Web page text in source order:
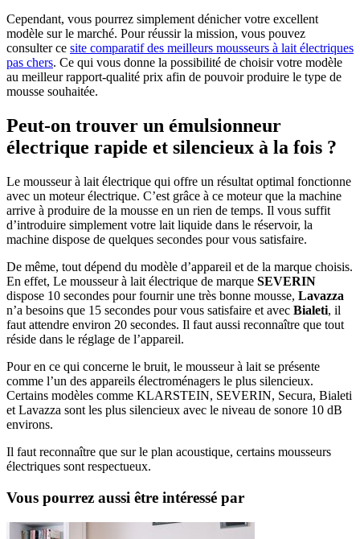
Cependant, vous pourrez simplement dénicher votre excellent
modèle sur le marché. Pour réussir la mission, vous pouvez
consulter ce site comparatif des meilleurs mousseurs à lait électriques
pas chers. Ce qui vous donne la possibilité de choisir votre modèle
au meilleur rapport-qualité prix afin de pouvoir produire le type de
mousse souhaitée.
Peut-on trouver un émulsionneur
électrique rapide et silencieux à la fois ?
Le mousseur à lait électrique qui offre un résultat optimal fonctionne
avec un moteur électrique. C’est grâce à ce moteur que la machine
arrive à produire de la mousse en un rien de temps. Il vous suffit
d’introduire simplement votre lait liquide dans le réservoir, la
machine dispose de quelques secondes pour vous satisfaire.
De même, tout dépend du modèle d’appareil et de la marque choisis.
En effet, Le mousseur à lait électrique de marque SEVERIN
dispose 10 secondes pour fournir une très bonne mousse, Lavazza
n’a besoins que 15 secondes pour vous satisfaire et avec Bialeti, il
faut attendre environ 20 secondes. Il faut aussi reconnaître que tout
réside dans le réglage de l’appareil.
Pour en ce qui concerne le bruit, le mousseur à lait se présente
comme l’un des appareils électroménagers le plus silencieux.
Certains modèles comme KLARSTEIN, SEVERIN, Secura, Bialeti
et Lavazza sont les plus silencieux avec le niveau de sonore 10 dB
environs.
Il faut reconnaître que sur le plan acoustique, certains mousseurs
électriques sont respectueux.
Vous pourrez aussi être intéressé par